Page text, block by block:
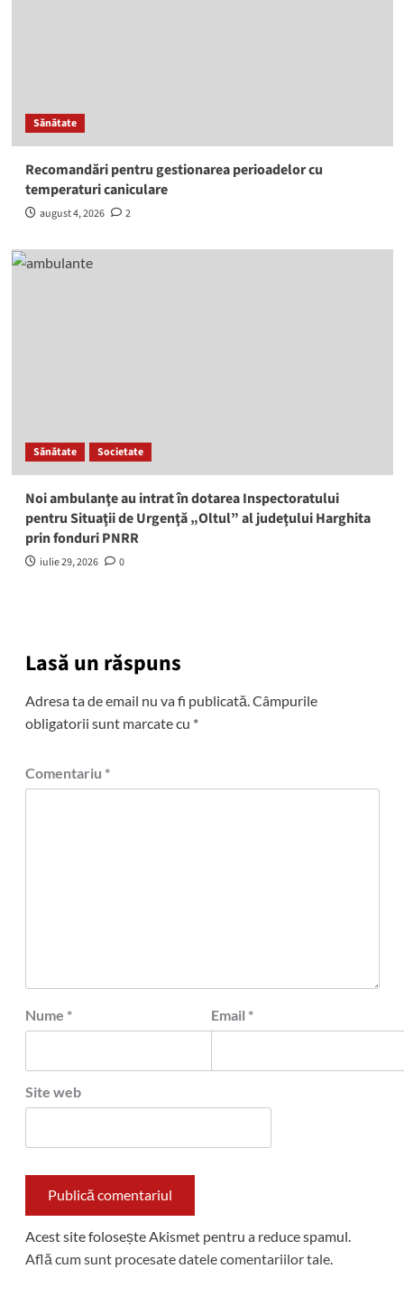
Sănătate
Recomandări pentru gestionarea perioadelor cu
temperaturi caniculare
august 4, 2026 2
Sănătate Societate
Noi ambulanţe au intrat în dotarea Inspectoratului
pentru Situaţii de Urgenţă „Oltul” al judeţului Harghita
prin fonduri PNRR
iulie 29, 2026 0
Lasă un răspuns
Adresa ta de email nu va fi publicată. Câmpurile
obligatorii sunt marcate cu *
Comentariu *
Nume * Email *
Site web
Acest site folosește Akismet pentru a reduce spamul.
Află cum sunt procesate datele comentariilor tale.